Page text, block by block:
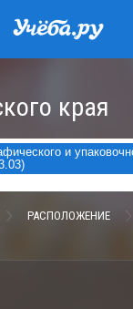
края
и
РАСПОЛОЖЕНИЕ